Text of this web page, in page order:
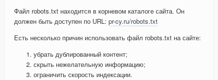
Файл robots.txt находится в корневом каталоге сайта. Он
должен быть доступен по URL: pr-cy.ru/robots.txt
Есть несколько причин использовать файл robots.txt на сайте:
убрать дублированный контент;
скрыть нежелательную информацию;
ограничить скорость индексации.